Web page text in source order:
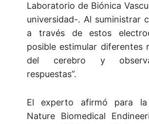
Laboratorio de Biónica
universidad-. Al suministrar
a través de estos
posible estimular diferentes
del cerebro y
respuestas”.
El experto afirmó para la
Nature Biomedical